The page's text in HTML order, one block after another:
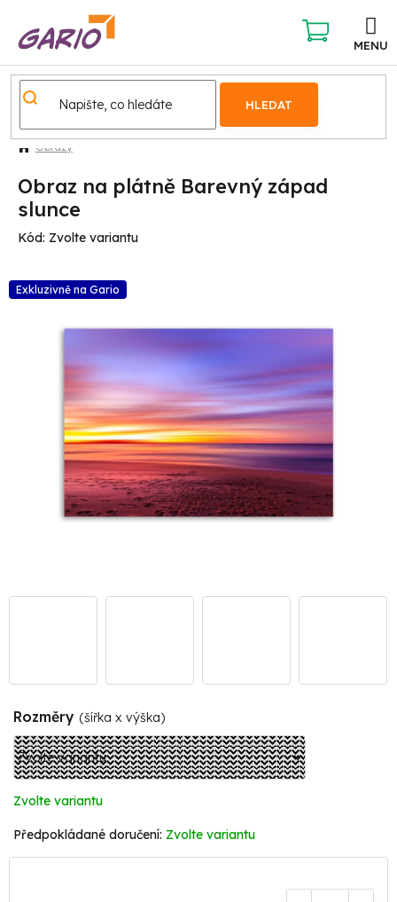
obsah
HLEDAT
NÁKUPNÍ
KOŠÍK
Obrazy
Obraz na plátně Barevný západ
slunce
Kód: Zvolte variantu
Exkluzivně na Gario
Rozměry (šířka x výška)
Zvolte variantu
Zvolte variantu